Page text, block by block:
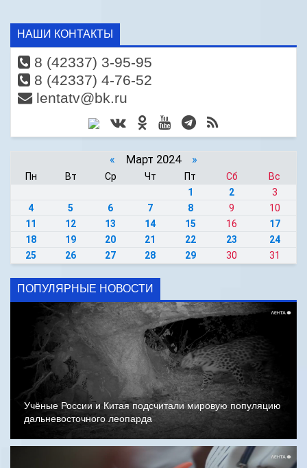
НАШИ КОНТАКТЫ
8 (42337) 3-95-95
8 (42337) 4-76-52
lentatv@bk.ru
« Март 2024 »
Пн Вт Ср Чт Пт Сб
Вс
1
2
3
4
5 6 7 8 9
10
11
12 13 14 15 16
17
18
19 20 21 22 23
24
25
26 27 28 29 30 31
ПОПУЛЯРНЫЕ НОВОСТИ
Учёные России и Китая подсчитали мировую популяцию
дальневосточного леопарда